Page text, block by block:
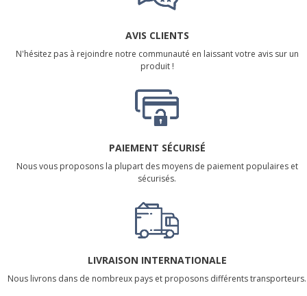
AVIS CLIENTS
N'hésitez pas à rejoindre notre communauté en laissant votre avis sur un
produit !
PAIEMENT SÉCURISÉ
Nous vous proposons la plupart des moyens de paiement populaires et
sécurisés.
LIVRAISON INTERNATIONALE
Nous livrons dans de nombreux pays et proposons différents transporteurs.